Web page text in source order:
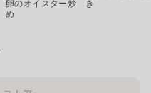
卵のオイスター炒
め
き